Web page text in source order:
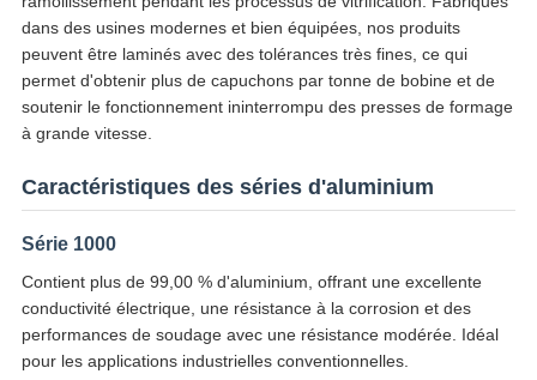
dans des usines modernes et bien équipées, nos produits
peuvent être laminés avec des tolérances très fines, ce qui
permet d'obtenir plus de capuchons par tonne de bobine et de
soutenir le fonctionnement ininterrompu des presses de formage
à grande vitesse.
Caractéristiques des séries d'aluminium
Série 1000
Contient plus de 99,00 % d'aluminium, offrant une excellente
conductivité électrique, une résistance à la corrosion et des
performances de soudage avec une résistance modérée. Idéal
pour les applications industrielles conventionnelles.